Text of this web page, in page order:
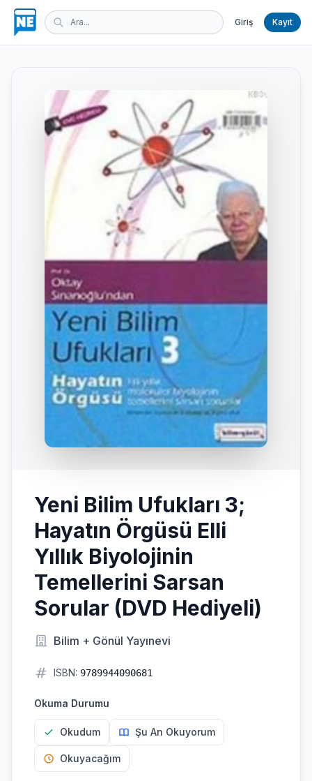
Giriş Kayıt
Yeni Bilim Ufukları 3;
Hayatın Örgüsü Elli
Yıllık Biyolojinin
Temellerini Sarsan
Sorular (DVD Hediyeli)
Bilim + Gönül Yayınevi
ISBN: 9789944090681
Okuma Durumu
Okudum Şu An Okuyorum
Okuyacağım